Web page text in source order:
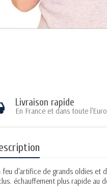
Livraison rapide
En France et dans toute
feu d'artifice de grands oldies et
échauffement plus rapide au